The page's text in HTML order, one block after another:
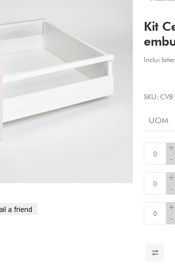
Kit
Inclui
SKU:
UOM
+
-
+
-
+
-
a friend